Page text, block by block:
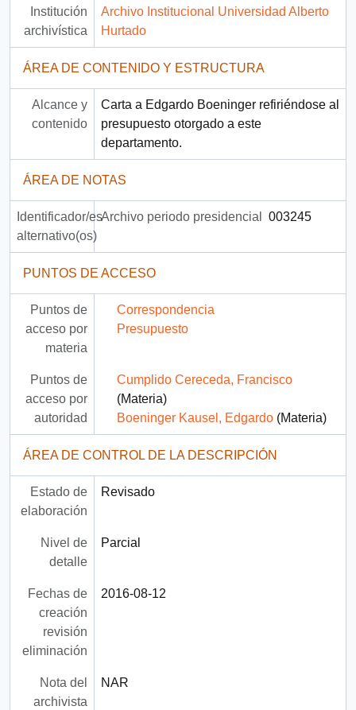
Institución
archivística
Archivo Institucional Universidad Alberto
Hurtado
ÁREA DE CONTENIDO Y ESTRUCTURA
Alcance y
contenido
Carta a Edgardo Boeninger refiriéndose al
presupuesto otorgado a este
departamento.
ÁREA DE NOTAS
Identificador/es
alternativo(os)
Archivo periodo presidencial 003245
PUNTOS DE ACCESO
Puntos de
acceso por
materia
Correspondencia
Presupuesto
Puntos de
acceso por
autoridad
Cumplido Cereceda, Francisco
(Materia)
Boeninger Kausel, Edgardo(Materia)
ÁREA DE CONTROL DE LA DESCRIPCIÓN
Estado de
elaboración
Revisado
Nivel de
detalle
Parcial
Fechas de
creación
revisión
eliminación
2016-08-12
Nota del
archivista
NAR